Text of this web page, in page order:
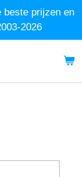
beste prijzen en
2026